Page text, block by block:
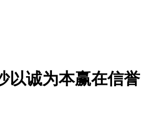
以诚为本赢在信誉